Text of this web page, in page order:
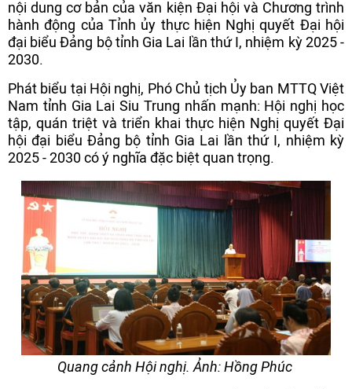
nội dung cơ bản của văn kiện Đại hội và Chương trình
hành động của Tỉnh ủy thực hiện Nghị quyết Đại hội
đại biểu Đảng bộ tỉnh Gia Lai lần thứ I, nhiệm kỳ 2025 -
2030.
Phát biểu tại Hội nghị, Phó Chủ tịch Ủy ban MTTQ Việt
Nam tỉnh Gia Lai Siu Trung nhấn mạnh: Hội nghị học
tập, quán triệt và triển khai thực hiện Nghị quyết Đại
hội đại biểu Đảng bộ tỉnh Gia Lai lần thứ I, nhiệm kỳ
2025 - 2030 có ý nghĩa đặc biệt quan trọng.
Quang cảnh Hội nghị. Ảnh: Hồng Phúc